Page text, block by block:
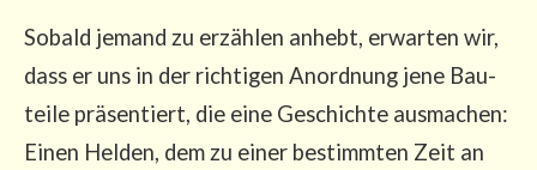
Sobald jemand zu erzäh­len anhebt, erwar­ten wir,
dass er uns in der rich­ti­gen Anord­nung jene Bau­
tei­le prä­sen­tiert, die eine Geschich­te aus­ma­chen:
Einen Hel­den, dem zu einer bestimm­ten Zeit an